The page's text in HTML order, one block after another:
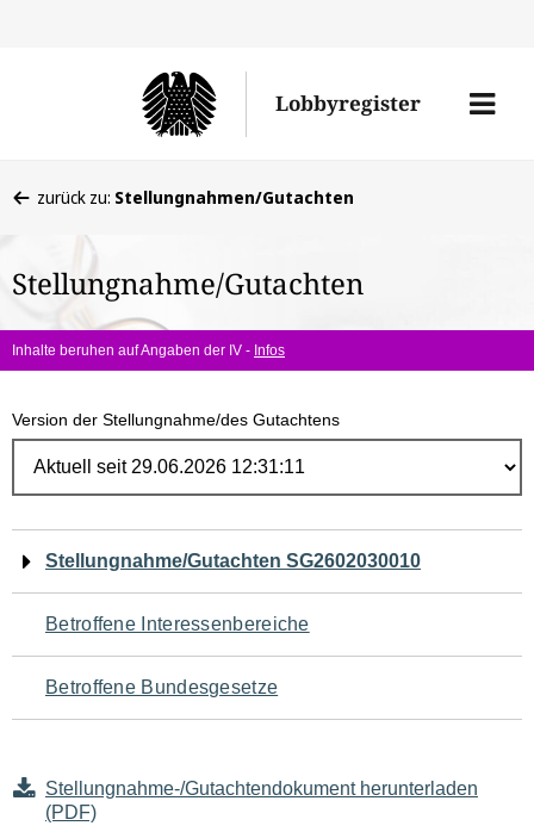
Lobbyregister
Menü
befinden
hier:
zurück zu: Stellungnahmen/Gutachten
Stellungnahme/Gutachten
Inhalte beruhen auf Angaben der IV - Infos
Version der Stellungnahme/des Gutachtens
Navigation
für
den
Seiteninhalt
Stellungnahme/Gutachten SG2602030010
Betroffene Interessenbereiche
Betroffene Bundesgesetze
Stellungnahme-/Gutachtendokument herunterladen
(PDF)